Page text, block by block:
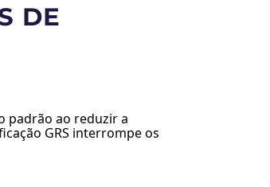
DE
padrão ao reduzir a
GRS interrompe os